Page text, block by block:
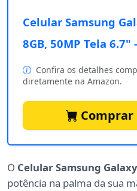
Celular Samsung
8GB, 50MP Tela 6.7"
Confira os detalhes
diretamente na Amazon.
Comprar
O Celular Samsung
potência na palma da sua